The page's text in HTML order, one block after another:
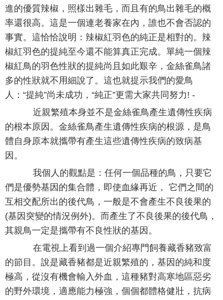
進的優質辣椒，照樣出雜毛，而且有的鳥出雜毛的概
率還很高。這是一個連老養家在內，誰也不會否認的
事實。這恰恰說明：辣椒紅羽色的純正是相對的。辣
椒紅羽色的提純至今還不能算真正完成。單純一個辣
椒紅鳥的羽色性狀的提純尚且如此艱辛，金絲雀鳥諸
多的性狀就不用細說了。這也就提示我們的愛鳥
人：“提純”尚未成功，“純正”更需大家共同努力! -
近親繁殖本身並不是金絲雀鳥產生遺傳性疾病
的根本原因。金絲雀鳥產生遺傳性疾病的根源，是鳥
體自身原本就攜帶有產生這些遺傳性疾病的致病基
因。
我個人的觀點是：任何一個品種的鳥，只要它
們是優勢基因的集合體，即使血緣再近， 它們之間的
互相交配所出的後代鳥，一般是不會產生不良後果的
(基因突變的情況例外)。而產生了不良後果的後代鳥，
其親鳥一定是攜帶有不良性狀的基因。
在電視上看到過一個介紹專門飼養藏香豬致富
的節目。說是藏香豬都是近親繁殖的，基因的純和度
極高，從沒有機會輸入外血，這種豬對高寒地區惡劣
的野外環境，適應能力極強，個個都體格健壯，抗病